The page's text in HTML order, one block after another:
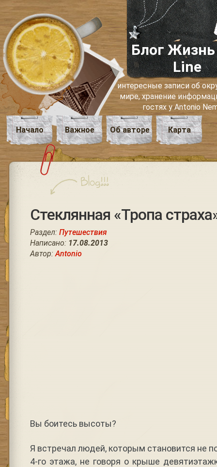
Блог Жизнь
Line
интересные записи об
мире, хранение
гостях у Antonio
Начало Важное Об авторе Карта
Cтеклянная «Тропа
Раздел: Путешествия
Написано: 17.08.2013
Автор:Antonio
Вы боитесь высоты?
Я встречал людей, которым становится не
4-го этажа, не говоря о крыше